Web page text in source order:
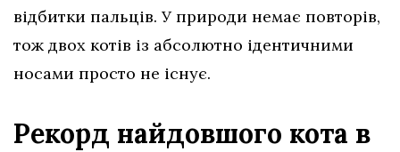
відбитки пальців. У природи немає повторів,
тож двох котів із абсолютно ідентичними
носами просто не існує.
Рекорд найдовшого кота в